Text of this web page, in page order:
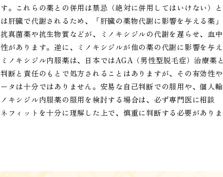
。これらの薬との併用は禁忌（絶対に併用してはいけない）と
肝臓で代謝されるため、「肝臓の薬物代謝に影響を与える薬」
真菌薬や抗生物質などが、ミノキシジルの代謝を遅らせ、血中
があります。逆に、ミノキシジルが他の薬の代謝に影響を与え
ノキシジル内服薬は、日本ではAGA（男性型脱毛症）治療薬と
断と責任のもとで処方されることはありますが、その有効性や
タは十分ではありません。安易な自己判断での服用や、個人輸
キシジル内服薬の服用を検討する場合は、必ず専門医に相談
フィットを十分に理解した上で、慎重に判断する必要がありま